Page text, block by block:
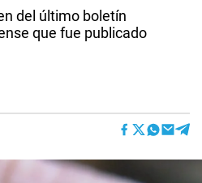
del último boletín
que fue publicado